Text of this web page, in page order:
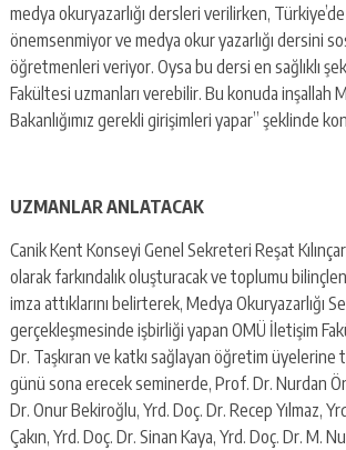
medya okuryazarlığı dersleri verilirken,
önemsenmiyor ve medya okur yazarlığı dersini
öğretmenleri veriyor. Oysa bu dersi en sağlıklı
Fakültesi uzmanları verebilir. Bu konuda inşallah
Bakanlığımız gerekli girişimleri yapar” şeklinde
UZMANLAR ANLATACAK
Canik Kent Konseyi Genel Sekreteri Reşat
olarak farkındalık oluşturacak ve toplumu
imza attıklarını belirterek, Medya Okuryazarlığı
gerçekleşmesinde işbirliği yapan OMÜ İletişim
Dr. Taşkıran ve katkı sağlayan öğretim
günü sona erecek seminerde, Prof. Dr. Nurdan
Dr. Onur Bekiroğlu, Yrd. Doç. Dr. Recep Yılmaz,
Çakın, Yrd. Doç. Dr. Sinan Kaya, Yrd. Doç. Dr. M.